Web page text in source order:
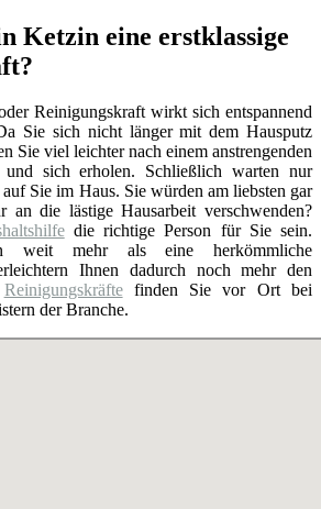
Ketzin eine erstklassige
Reinigungskraft wirkt sich entspannend
Sie sich nicht länger mit dem Hausputz
Sie viel leichter nach einem anstrengenden
und sich erholen. Schließlich warten nur
Sie im Haus. Sie würden am liebsten gar
an die lästige Hausarbeit verschwenden?
die richtige Person für Sie sein.
weit mehr als eine herkömmliche
Ihnen dadurch noch mehr den
Reinigungskräftefinden Sie vor Ort bei
der Branche.